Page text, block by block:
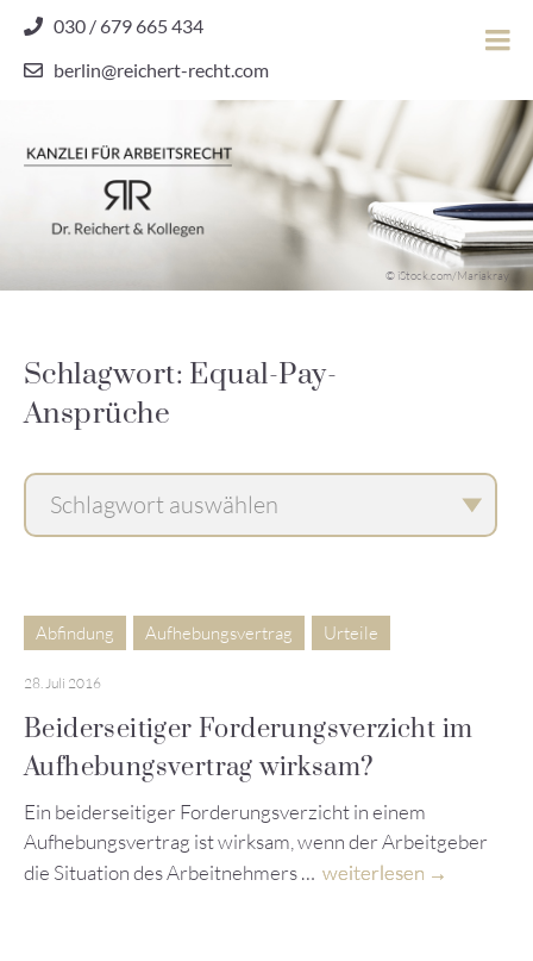
content
030 / 679 665 434
berlin@reichert-recht.com
Dr.
Reichert
Arbeitsrecht
© iStock.com/Mariakray
Schlagwort: Equal-Pay-
Ansprüche
Abfindung Aufhebungsvertrag Urteile
28. Juli 2016
Beiderseitiger Forderungsverzicht im
Aufhebungsvertrag wirksam?
Ein beiderseitiger Forderungsverzicht in einem
Aufhebungsvertrag ist wirksam, wenn der Arbeitgeber
die Situation des Arbeitnehmers … weiterlesen